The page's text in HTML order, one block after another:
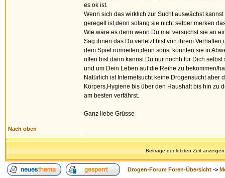
es ok ist.
Wenn sich das wirklich zur Sucht auswächst
geregelt ist,denn solang sie nicht selber merken
Wie wäre es denn wenn Du mal versuchst sie an
Sag ihnen das Du verletzt bist von ihrem
dem Spiel rumreiten,denn sonst könnten sie in
offen bist dann kannst Du nur nochh für Dich
und um Dein Leben auf die Reihe zu bekommen/
Natürlich ist Internetsucht keine Drogensucht
Körpers,Hygiene bis über den Haushalt bis hin zu
am besten verfährst.
Ganz liebe Grüsse
Nach oben
Beiträge der letzten Zeit
Drogen-Forum Foren-Übersicht ->